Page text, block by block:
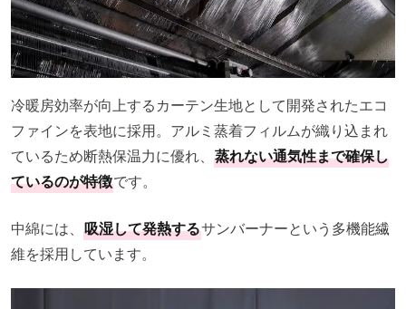
冷暖房効率が向上するカーテン生地として開発されたエコ
ファインを表地に採用。アルミ蒸着フィルムが織り込まれ
ているため断熱保温力に優れ、 蒸れない通気性まで確保し
ているのが特徴です。
中綿には、 吸湿して発熱するサンバーナーという多機能繊
維を採用しています。